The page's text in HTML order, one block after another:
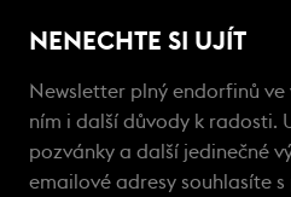
NENECHTE SI UJÍT
Newsletter plný endorfinů ve
ním i další důvody k radosti.
pozvánky a další jedinečné
emailové adresy souhlasíte s